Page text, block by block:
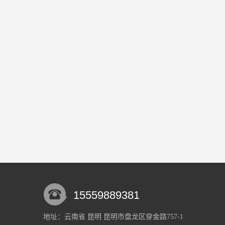
15559889381
地址：云南省 昆明 昆明市盘龙区穿金路757-1